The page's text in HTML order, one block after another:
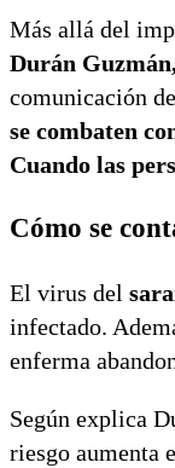
Más allá del
Durán
comunicación
se combaten
Cuando las
Cómo se
El virus del
infectado.
enferma
Según explica
riesgo aumenta